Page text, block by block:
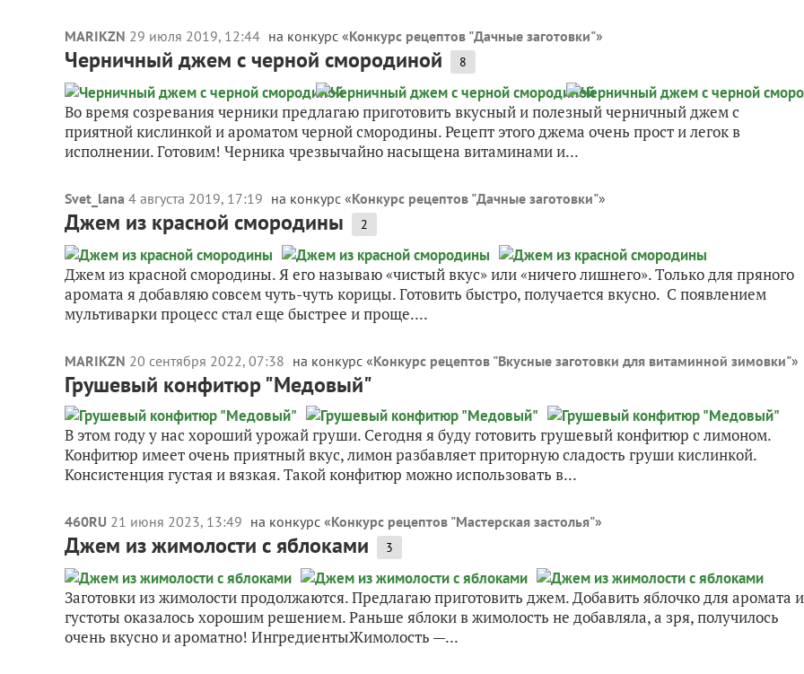
MARIKZN 29 июля 2019, 12:44 на конкурс «Конкурс рецептов "Дачные заготовки"»
Черничный джем с черной смородиной 8
Во время созревания черники предлагаю приготовить вкусный и полезный черничный джем с
приятной кислинкой и ароматом черной смородины. Рецепт этого джема очень прост и легок в
исполнении. Готовим! Черника чрезвычайно насыщена витаминами и...
Svet_lana 4 августа 2019, 17:19 на конкурс «Конкурс рецептов "Дачные заготовки"»
Джем из красной смородины 2
Джем из красной смородины. Я его называю «чистый вкус» или «ничего лишнего». Только для пряного
аромата я добавляю совсем чуть-чуть корицы. Готовить быстро, получается вкусно. С появлением
мультиварки процесс стал еще быстрее и проще....
MARIKZN 20 сентября 2022, 07:38 на конкурс «Конкурс рецептов "Вкусные заготовки для витаминной зимовки"»
Грушевый конфитюр "Медовый"
В этом году у нас хороший урожай груши. Сегодня я буду готовить грушевый конфитюр с лимоном.
Конфитюр имеет очень приятный вкус, лимон разбавляет приторную сладость груши кислинкой.
Консистенция густая и вязкая. Такой конфитюр можно использовать в...
460RU 21 июня 2023, 13:49 на конкурс «Конкурс рецептов "Мастерская застолья"»
Джем из жимолости с яблоками 3
Заготовки из жимолости продолжаются. Предлагаю приготовить джем. Добавить яблочко для аромата и
густоты оказалось хорошим решением. Раньше яблоки в жимолость не добавляла, а зря, получилось
очень вкусно и ароматно! ИнгредиентыЖимолость —...